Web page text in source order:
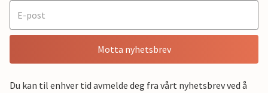
Motta nyhetsbrev
Du kan til enhver tid avmelde deg fra vårt nyhetsbrev ved å